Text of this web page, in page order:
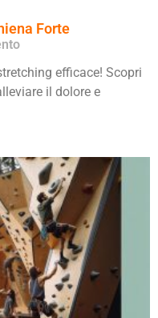
Forte
efficace! Scopri
il dolore e